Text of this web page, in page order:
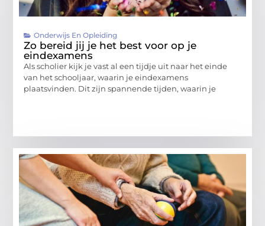
Onderwijs En Opleiding
Zo bereid jij je het best voor op je
eindexamens
Als scholier kijk je vast al een tijdje uit naar het einde
van het schooljaar, waarin je eindexamens
plaatsvinden. Dit zijn spannende tijden, waarin je